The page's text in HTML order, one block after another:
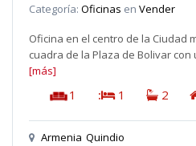
Categoría: Oficinas en Vender
Oficina en el centro de la Ciudad
cuadra de la Plaza de Bolivar
[más]
1 : 1 2
Armenia Quindio